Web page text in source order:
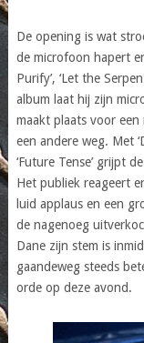
De opening is wat
de microfoon hapert
Purify’, ‘Let the
album laat hij zijn
maakt plaats voor een
een andere weg. Met
‘Future Tense’ grijpt
Het publiek reageert
luid applaus en een
de nagenoeg
Dane zijn stem is
gaandeweg steeds
orde op deze avond.